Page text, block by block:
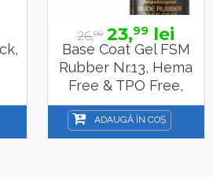
23,99lei
Base Coat Gel FSM
Rubber Nr.13, Hema
Free & TPO Free,
15ml
ADAUGĂ ÎN COȘ